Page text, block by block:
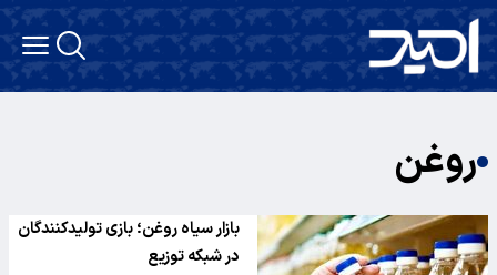
روغن
بازار سیاه روغن؛ بازی تولیدکنندگان
در شبکه توزیع